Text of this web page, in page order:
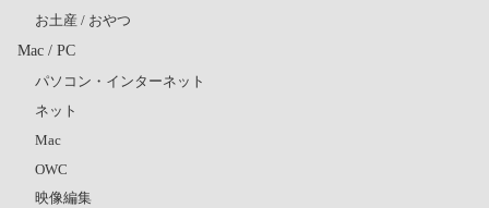
お土産 / おやつ
Mac / PC
パソコン・インターネット
ネット
Mac
OWC
映像編集